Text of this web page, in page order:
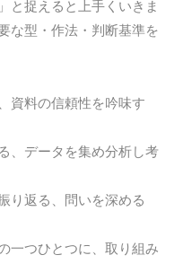
と捉えると上手くいきま
な型・作法・判断基準を
資料の信頼性を吟味す
、データを集め分析し考
り返る、問いを深める
一つひとつに、取り組み